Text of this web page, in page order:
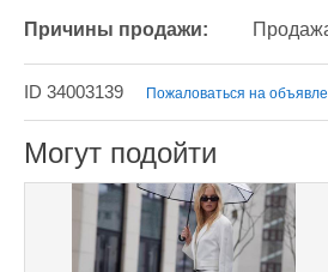
Причины продажи:
ID 34003139 Пожаловаться на
Могут подойти